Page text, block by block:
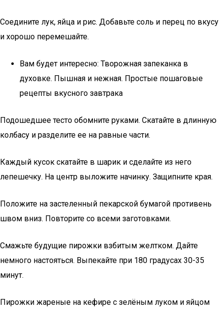
Соедините лук, яйца и рис. Добавьте соль и перец по вкусу
и хорошо перемешайте.
Вам будет интересно: Творожная запеканка в
духовке. Пышная и нежная. Простые пошаговые
рецепты вкусного завтрака
Подошедшее тесто обомните руками. Скатайте в длинную
колбасу и разделите ее на равные части.
Каждый кусок скатайте в шарик и сделайте из него
лепешечку. На центр выложите начинку. Защипните края.
Положите на застеленный пекарской бумагой противень
швом вниз. Повторите со всеми заготовками.
Смажьте будущие пирожки взбитым желтком. Дайте
немного настояться. Выпекайте при 180 градусах 30-35
минут.
Пирожки жареные на кефире с зелёным луком и яйцом